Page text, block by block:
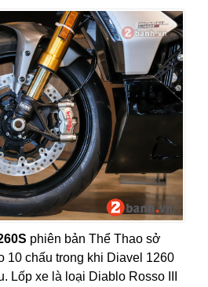
phiên bản Thể Thao sở
10 chấu trong khi Diavel 1260
Lốp xe là loại Diablo Rosso III